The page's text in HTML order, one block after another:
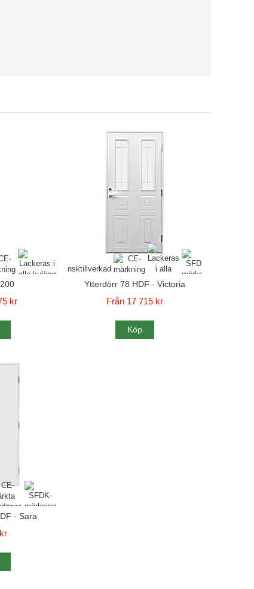
kr
Ytterdörr 78 HDF - Victoria
Från 17 715 kr
Köp
- Sara